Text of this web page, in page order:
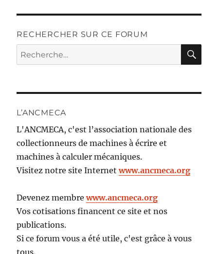
RECHERCHER SUR CE FORUM
Recherche
pour :
L’ANCMECA
L'ANCMECA, c'est l’association nationale des
collectionneurs de machines à écrire et
machines à calculer mécaniques.
Visitez notre site Internetwww.ancmeca.org
Devenez membrewww.ancmeca.org
Vos cotisations financent ce site et nos
publications.
Si ce forum vous a été utile, c'est grâce à vous
tous.